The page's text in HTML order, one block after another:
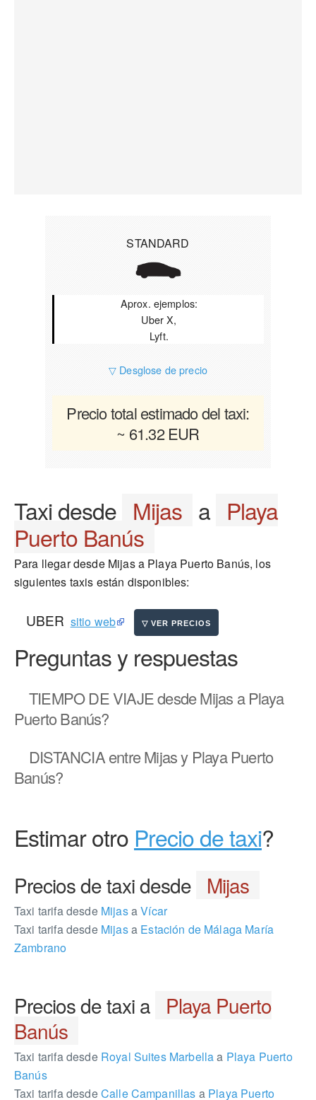
STANDARD
Aprox. ejemplos:
Uber X,
Lyft.
▽ Desglose de precio
Precio total estimado del taxi:
~ 61.32 EUR
Taxi desde Mijas a Playa
Puerto Banús
Para llegar desde Mijas a Playa Puerto Banús, los
siguientes taxis están disponibles:
UBER sitio web
Preguntas y respuestas
TIEMPO DE VIAJEdesde Mijas a Playa
Puerto Banús?
DISTANCIAentre Mijas y Playa Puerto
Banús?
Estimar otro Precio de taxi?
Precios de taxi desde Mijas
Taxi tarifa desdeMijasaVícar
Taxi tarifa desdeMijasa Estación de Málaga María
Zambrano
Precios de taxi a Playa Puerto
Banús
Taxi tarifa desdeRoyal Suites Marbellaa Playa Puerto
Banús
Taxi tarifa desdeCalle Campanillas aPlaya Puerto